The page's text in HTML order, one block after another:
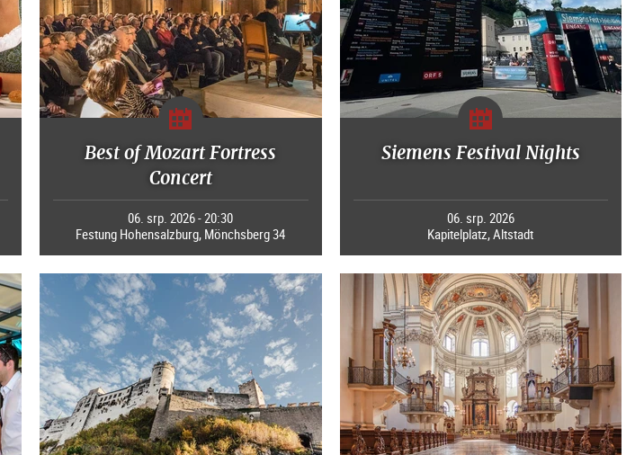
Best of Mozart Fortress
Concert
06. srp. 2026 - 20:30
Festung Hohensalzburg, Mönchsberg 34
Siemens Festival Nights
06. srp. 2026
Kapitelplatz, Altstadt